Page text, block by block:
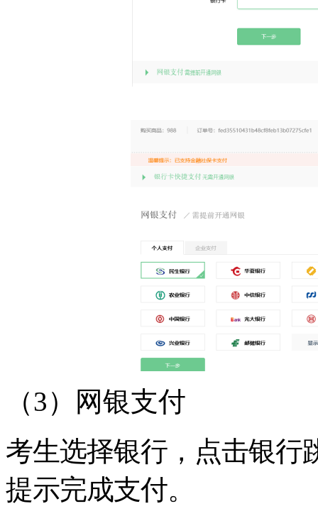
（3）网银支付
考生选择银行，点击银行
提示完成支付。